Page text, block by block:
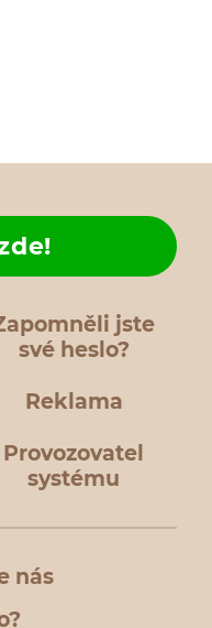
jste
své heslo?
Reklama
Provozovatel
systému
nás